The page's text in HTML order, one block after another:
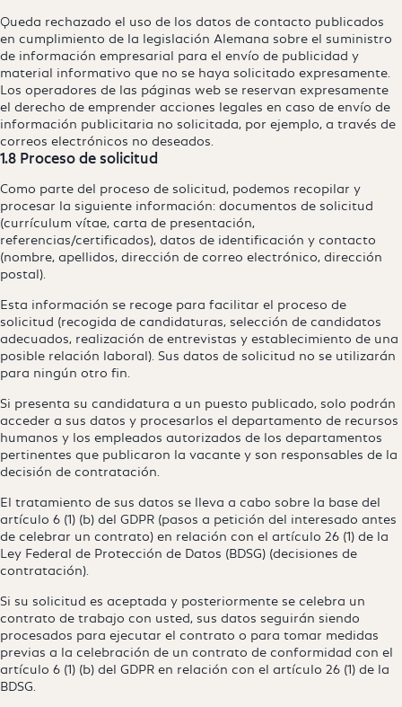
Queda rechazado el uso de los datos de contacto publicados
en cumplimiento de la legislación Alemana sobre el suministro
de información empresarial para el envío de publicidad y
material informativo que no se haya solicitado expresamente.
Los operadores de las páginas web se reservan expresamente
el derecho de emprender acciones legales en caso de envío de
información publicitaria no solicitada, por ejemplo, a través de
correos electrónicos no deseados.
1.8 Proceso de solicitud
Como parte del proceso de solicitud, podemos recopilar y
procesar la siguiente información: documentos de solicitud
(currículum vítae, carta de presentación,
referencias/certificados), datos de identificación y contacto
(nombre, apellidos, dirección de correo electrónico, dirección
postal).
Esta información se recoge para facilitar el proceso de
solicitud (recogida de candidaturas, selección de candidatos
adecuados, realización de entrevistas y establecimiento de una
posible relación laboral). Sus datos de solicitud no se utilizarán
para ningún otro fin.
Si presenta su candidatura a un puesto publicado, solo podrán
acceder a sus datos y procesarlos el departamento de recursos
humanos y los empleados autorizados de los departamentos
pertinentes que publicaron la vacante y son responsables de la
decisión de contratación.
El tratamiento de sus datos se lleva a cabo sobre la base del
artículo 6 (1) (b) del GDPR (pasos a petición del interesado antes
de celebrar un contrato) en relación con el artículo 26 (1) de la
Ley Federal de Protección de Datos (BDSG) (decisiones de
contratación).
Si su solicitud es aceptada y posteriormente se celebra un
contrato de trabajo con usted, sus datos seguirán siendo
procesados para ejecutar el contrato o para tomar medidas
previas a la celebración de un contrato de conformidad con el
artículo 6 (1) (b) del GDPR en relación con el artículo 26 (1) de la
BDSG.